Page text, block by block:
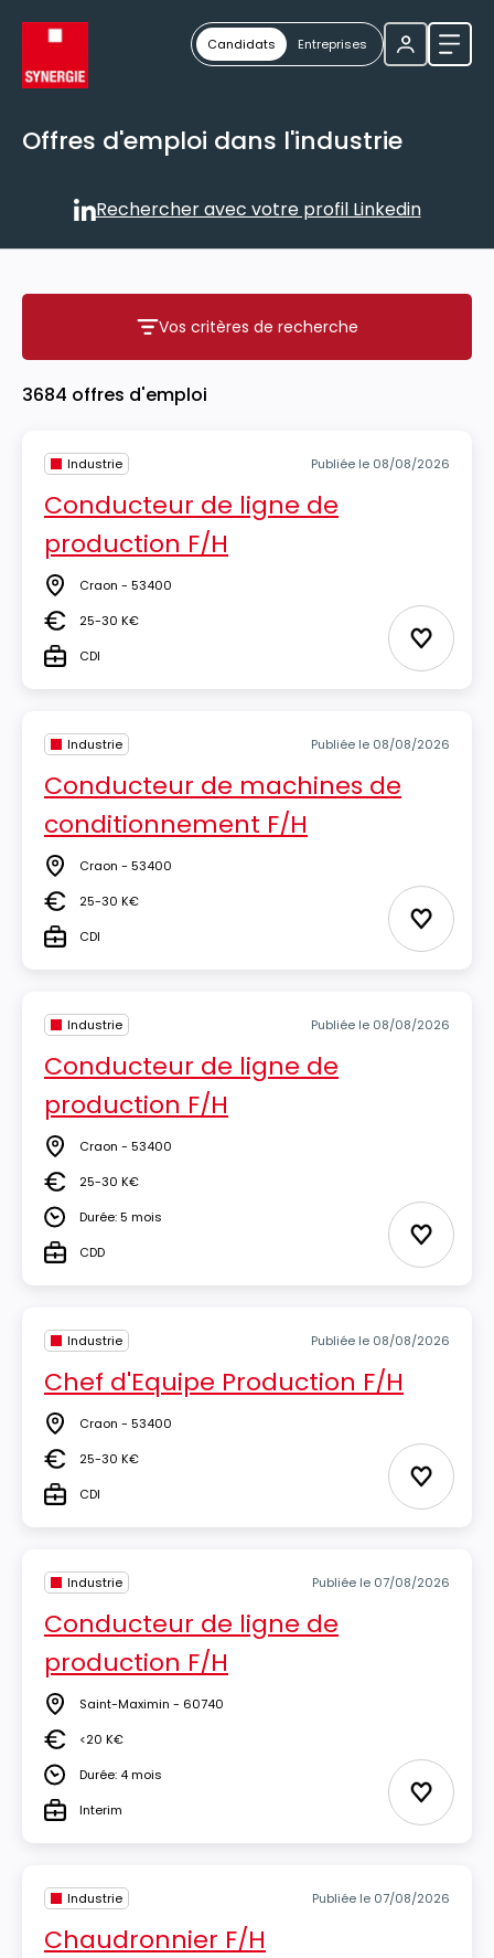
Candidats Entreprises
Offres d'emploi dans l'industrie
Rechercher avec votre
Rechercher avec votre profil Linkedin
Vos critères de recherche
Vos critères de recherche
3684 offres d'emploi
Industrie Publiée le 08/08/2026
Conducteur de ligne de
production F/H
Lieu Craon - 53400
Salaire25-30 K€
TypeCDI Ajouter
Industrie Publiée le 08/08/2026
Conducteur de machines de
conditionnement F/H
Lieu Craon - 53400
Salaire25-30 K€
TypeCDI Ajouter
Industrie Publiée le 08/08/2026
Conducteur de ligne de
production F/H
Lieu Craon - 53400
Salaire25-30 K€
DuréeDurée: 5 mois
TypeCDD Ajouter
Industrie Publiée le 08/08/2026
Chef d'Equipe Production F/H
Lieu Craon - 53400
Salaire25-30 K€
TypeCDI Ajouter
Industrie Publiée le 07/08/2026
Conducteur de ligne de
production F/H
Lieu Saint-Maximin - 60740
Salaire<20 K€
DuréeDurée: 4 mois
TypeInterim Ajouter
Industrie Publiée le 07/08/2026
Chaudronnier F/H